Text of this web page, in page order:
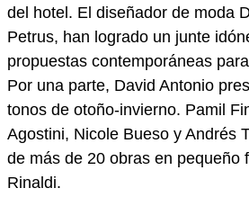
del hotel. El diseñador de moda
Petrus, han logrado un junte
propuestas contemporáneas
Por una parte, David Antonio
tonos de otoño-invierno. Pamil
Agostini, Nicole Bueso y Andrés
de más de 20 obras en pequeño
Rinaldi.